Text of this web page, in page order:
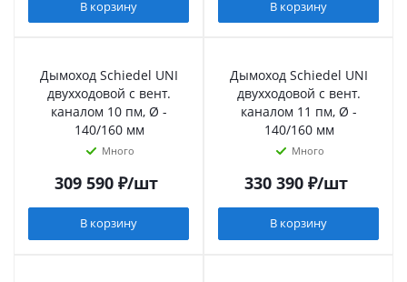
В корзину В корзину
Дымоход Schiedel UNI
двухходовой с вент.
каналом 10 пм, Ø -
140/160 мм
Много
309 590₽/шт
В корзину
Дымоход Schiedel UNI
двухходовой с вент.
каналом 11 пм, Ø -
140/160 мм
Много
330 390₽/шт
В корзину